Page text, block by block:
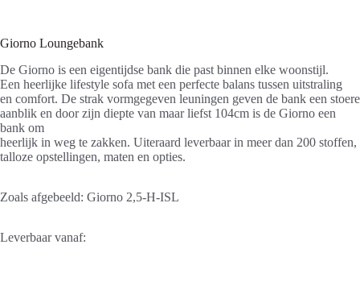
Giorno Loungebank
De Giorno is een eigentijdse bank die past binnen elke woonstijl.
Een heerlijke lifestyle sofa met een perfecte balans tussen uitstraling
en comfort. De strak vormgegeven leuningen geven de bank een stoere
aanblik en door zijn diepte van maar liefst 104cm is de Giorno een
bank om
heerlijk in weg te zakken. Uiteraard leverbaar in meer dan 200 stoffen,
talloze opstellingen, maten en opties.
Zoals afgebeeld: Giorno 2,5-H-ISL
Leverbaar vanaf: